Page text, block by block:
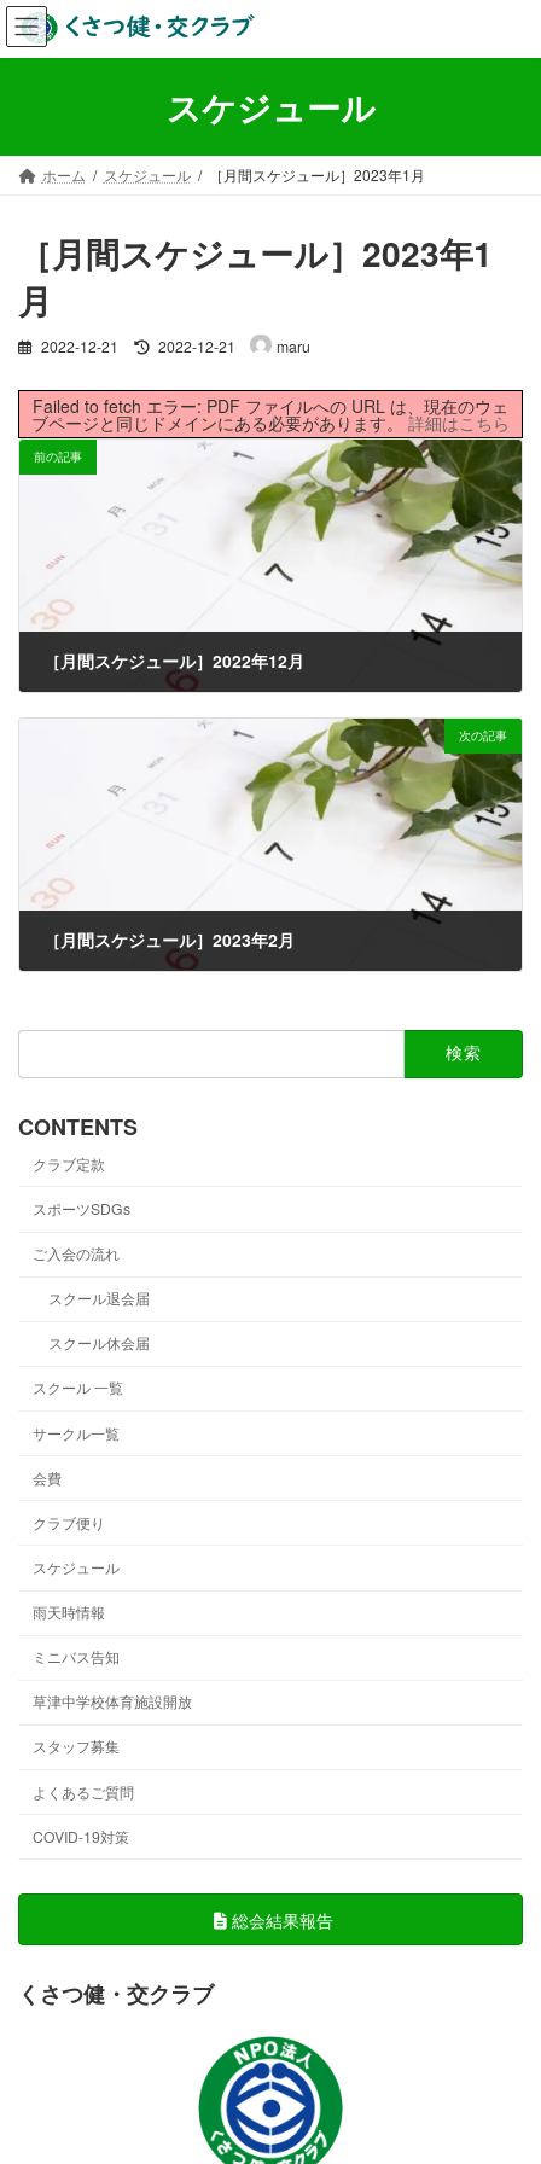
コ
ン
テ
ス
ナ
ビ
ゲ
ン
スケジュール
ホーム スケジュール ［月間スケジュール］2023年1月
［月間スケジュール］2023年1
月
2022-12-21
最
更
新
日
:
2022-12-21 maru
Failed to fetch エラー: PDF ファイルへの URL は、現在のウェ
ブページと同じドメインにある必要があります。詳細はこちら
前の記事
［月間スケジュール］2022年12月
次の記事
［月間スケジュール］2023年2月
検
CONTENTS
クラブ定款
スポーツSDGs
ご入会の流れ
スクール退会届
スクール休会届
スクール 一覧
サークル一覧
会費
クラブ便り
スケジュール
雨天時情報
ミニバス告知
草津中学校体育施設開放
スタッフ募集
よくあるご質問
COVID-19対策
総会結果報告
くさつ健・交クラブ